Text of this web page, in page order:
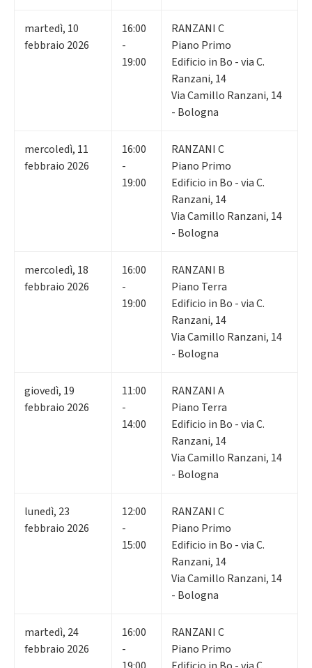
martedì, 10
febbraio 2026
16:00
-
19:00
RANZANI C
Piano Primo
Edificio in Bo - via C.
Ranzani, 14
Via Camillo Ranzani, 14
- Bologna
mercoledì, 11
febbraio 2026
16:00
-
19:00
RANZANI C
Piano Primo
Edificio in Bo - via C.
Ranzani, 14
Via Camillo Ranzani, 14
- Bologna
mercoledì, 18
febbraio 2026
16:00
-
19:00
RANZANI B
Piano Terra
Edificio in Bo - via C.
Ranzani, 14
Via Camillo Ranzani, 14
- Bologna
giovedì, 19
febbraio 2026
11:00
-
14:00
RANZANI A
Piano Terra
Edificio in Bo - via C.
Ranzani, 14
Via Camillo Ranzani, 14
- Bologna
lunedì, 23
febbraio 2026
12:00
-
15:00
RANZANI C
Piano Primo
Edificio in Bo - via C.
Ranzani, 14
Via Camillo Ranzani, 14
- Bologna
martedì, 24
febbraio 2026
16:00
-
RANZANI C
Piano Primo